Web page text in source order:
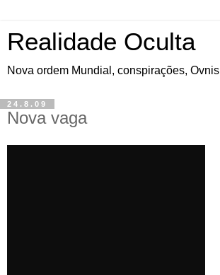
Realidade Oculta
Nova ordem Mundial, conspirações, Ovnis
24.8.09
Nova vaga